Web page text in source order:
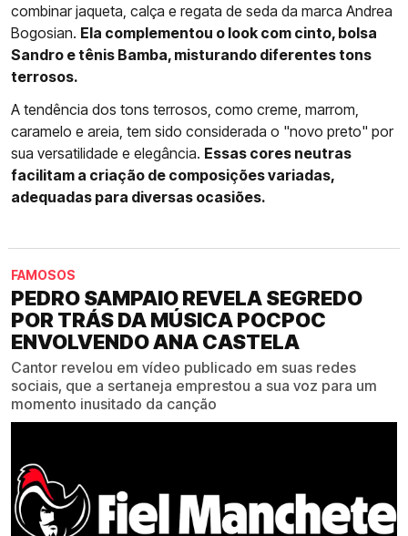
combinar jaqueta, calça e regata de seda da marca Andrea
Bogosian. Ela complementou o look com cinto, bolsa
Sandro e tênis Bamba, misturando diferentes tons
terrosos.
A tendência dos tons terrosos, como creme, marrom,
caramelo e areia, tem sido considerada o "novo preto" por
sua versatilidade e elegância. Essas cores neutras
facilitam a criação de composições variadas,
adequadas para diversas ocasiões.
FAMOSOS
PEDRO SAMPAIO REVELA SEGREDO
POR TRÁS DA MÚSICA POCPOC
ENVOLVENDO ANA CASTELA
Cantor revelou em vídeo publicado em suas redes
sociais, que a sertaneja emprestou a sua voz para um
momento inusitado da canção